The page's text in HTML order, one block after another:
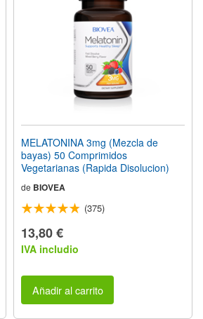
MELATONINA 3mg (Mezcla de
bayas) 50 Comprimidos
Vegetarianas (Rapida Disolucion)
de BIOVEA
(375)
13,80 €
IVA includio
Añadir al carrito